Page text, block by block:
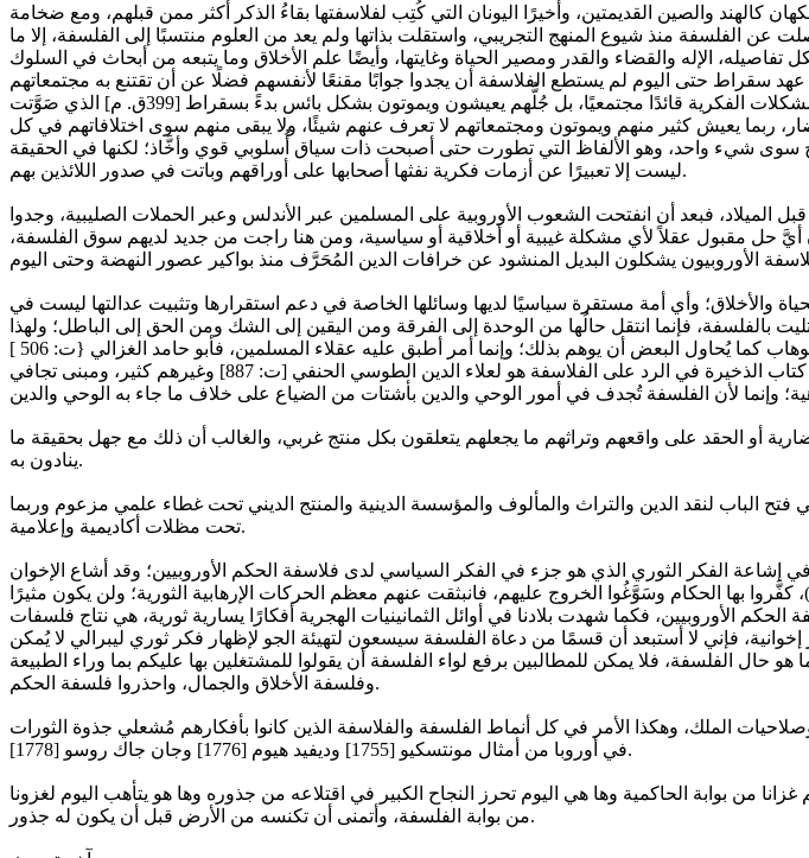
والصين القديمتين، وأخيرًا اليونان التي كُتِب لفلاسفتها بقاءُ الذكر أكثر ممن قبلهم، ومع ضخامة
عن الفلسفة منذ شيوع المنهج التجريبي، واستقلت بذاتها ولم يعد من العلوم منتسبًا إلى الفلسفة، إلا ما
الإله والقضاء والقدر ومصير الحياة وغايتها، وأيضًا علم الأخلاق وما يتبعه من أبحاث في السلوك
سقراط حتى اليوم لم يستطع الفلاسفة أن يجدوا جوابًا مقنعًا لأنفسهم فضلًا عن أن تقتنع به مجتمعاتهم
أو الأمم من بعدهم، ولهذا لا تجد منذ الأزل وحتى العصر الحديث فيلسوفًا أصبح بفضل آرائه وحلوله للمشكلات الفكرية قائدًا مجتمعيًا، بل جُلُّهم يعيشون ويموتون بشكل بائس بدءً بسقراط [399ق. م] الذي صَوَّتت
فلسفته وهو يعاني نزعات الاحتضار، ربما يعيش كثير منهم ويموتون ومجتمعاتهم لا تعرف عنهم شيئًا، ولا يبقى منهم سوى اختلافاتهم في كل
سوى شيء واحد، وهو الألفاظ التي تطورت حتى أصبحت ذات سياق أُسلوبي قوي وأخَّاذ؛ لكنها في الحقيقة
ليست إلا تعبيرًا عن أزمات فكرية نفثها أصحابها على أوراقهم وباتت في صدور اللائذين بهم.
فبعد أن انفتحت الشعوب الأوروبية على المسلمين عبر الأندلس وعبر الحملات الصليبية، وجدوا
حل مقبول عقلاً لأي مشكلة غيبية أو أخلاقية أو سياسية، ومن هنا راجت من جديد لديهم سوق الفلسفة،
والأخلاق؛ وأي أمة مستقرة سياسيًا لديها وسائلها الخاصة في دعم استقرارها وتثبيت عدالتها ليست في
فإنما انتقل حالُها من الوحدة إلى الفرقة ومن اليقين إلى الشك ومن الحق إلى الباطل؛ ولهذا
لم يكن التحذير من الفلسفة أمرًا خاصًا بعلماء الدعوة السلفية أو أتباع ابن تيمية أو محمد بن عبدالوهاب كما يُحاول البعض أن يوهم بذلك؛ وإنما أمر أطبق عليه عقلاء المسلمين، فأبو حامد الغزالي {ت: 506 ]
المفكر الفقيه الأصولي المتكلم الفيلسوف هو صاحب كتاب تهافت الفلاسفة وليس ابن تيمية، وكذلك كتاب الذخيرة في الرد على الفلاسفة هو لعلاء الدين الطوسي الحنفي [ت: 887] وغيرهم كثير، ومبنى تجافي
أو الحقد على واقعهم وتراثهم ما يجعلهم يتعلقون بكل منتج غربي، والغالب أن ذلك مع جهل بحقيقة ما
ينادون به.
الباب لنقد الدين والتراث والمألوف والمؤسسة الدينية والمنتج الديني تحت غطاء علمي مزعوم وربما
تحت مظلات أكاديمية وإعلامية.
في إشاعة الفكر الثوري الذي هو جزء في الفكر السياسي لدى فلاسفة الحكم الأوروبيين؛ وقد أشاع الإخوان
الفكر الثوري عبر نظرية الحاكمية التي هي فهم خارجي لقوله تعالى {إن الحكم إلا لله } (الأنعام: ٥٧)، كفَّروا بها الحكام وسَوَّغُوا الخروج عليهم، فانبثقت عنهم معظم الحركات الإرهابية الثورية؛ ولن يكون مثيرًا
الأوروبيين، فكما شهدت بلادنا في أوائل الثمانينيات الهجرية أفكارًا يسارية ثورية، هي نتاج فلسفات
فإني لا أستبعد أن قسمًا من دعاة الفلسفة سيسعون لتهيئة الجو لإظهار فكر ثوري ليبرالي لا يُمكن
حال الفلسفة، فلا يمكن للمطالبين برفع لواء الفلسفة أن يقولوا للمشتغلين بها عليكم بما وراء الطبيعة
وفلسفة الأخلاق والجمال، واحذروا فلسفة الحكم.
في تأسيس الحكومة وصلاحيات الملك، وهكذا الأمر في كل أنماط الفلسفة والفلاسفة الذين كانوا بأفكارهم مُشعلي جذوة الثورات
في أوروبا من أمثال مونتسكيو [1755] وديفيد هيوم [1776] وجان جاك روسو [1778].
من بوابة الحاكمية وها هي اليوم تحرز النجاح الكبير في اقتلاعه من جذوره وها هو يتأهب اليوم لغزونا
من بوابة الفلسفة، وأتمنى أن تكنسه من الأرض قبل أن يكون له جذور.